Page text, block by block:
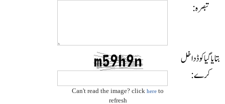
تبصرہ:
گیا کوڈ داخل
کرے:
Can't read the image? clickhere
refresh